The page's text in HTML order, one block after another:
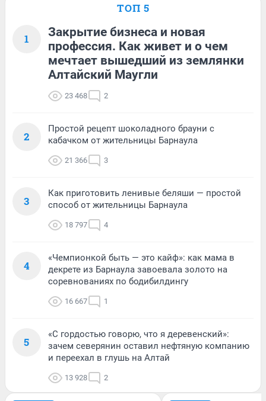
ТОП 5
1
Закрытие бизнеса и новая
профессия. Как живет и о чем
мечтает вышедший из землянки
Алтайский Маугли
23 468 2
2
Простой рецепт шоколадного брауни с
кабачком от жительницы Барнаула
21 366 3
3
Как приготовить ленивые беляши — простой
способ от жительницы Барнаула
18 797 4
4
«Чемпионкой быть — это кайф»: как мама в
декрете из Барнаула завоевала золото на
соревнованиях по бодибилдингу
16 667 1
5
«С гордостью говорю, что я деревенский»:
зачем северянин оставил нефтяную компанию
и переехал в глушь на Алтай
13 928 2